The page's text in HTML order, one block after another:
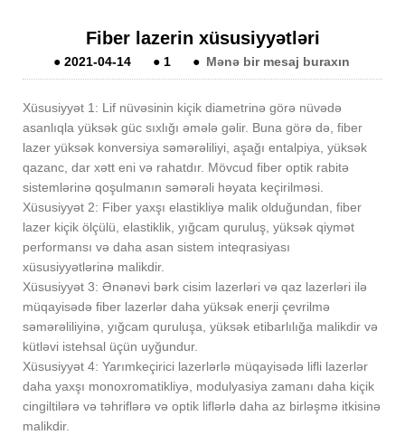
Fiber lazerin xüsusiyyətləri
● 2021-04-14 ● 1 ● Mənə bir mesaj buraxın
Xüsusiyyət 1: Lif nüvəsinin kiçik diametrinə görə nüvədə
asanlıqla yüksək güc sıxlığı əmələ gəlir. Buna görə də, fiber
lazer yüksək konversiya səmərəliliyi, aşağı entalpiya, yüksək
qazanc, dar xətt eni və rahatdır. Mövcud fiber optik rabitə
sistemlərinə qoşulmanın səmərəli həyata keçirilməsi.
Xüsusiyyət 2: Fiber yaxşı elastikliyə malik olduğundan, fiber
lazer kiçik ölçülü, elastiklik, yığcam quruluş, yüksək qiymət
performansı və daha asan sistem inteqrasiyası
xüsusiyyətlərinə malikdir.
Xüsusiyyət 3: Ənənəvi bərk cisim lazerləri və qaz lazerləri ilə
müqayisədə fiber lazerlər daha yüksək enerji çevrilmə
səmərəliliyinə, yığcam quruluşa, yüksək etibarlılığa malikdir və
kütləvi istehsal üçün uyğundur.
Xüsusiyyət 4: Yarımkeçirici lazerlərlə müqayisədə lifli lazerlər
daha yaxşı monoxromatikliyə, modulyasiya zamanı daha kiçik
cingiltilərə və təhriflərə və optik liflərlə daha az birləşmə itkisinə
malikdir.